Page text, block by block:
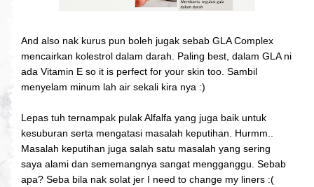
And also nak kurus pun boleh jugak sebab GLA Complex
mencairkan kolestrol dalam darah. Paling best, dalam GLA ni
ada Vitamin E so it is perfect for your skin too. Sambil
menyelam minum lah air sekali kira nya :)
Lepas tuh ternampak pulak Alfalfa yang juga baik untuk
kesuburan serta mengatasi masalah keputihan. Hurmm..
Masalah keputihan juga salah satu masalah yang sering
saya alami dan sememangnya sangat mengganggu. Sebab
apa? Seba bila nak solat jer I need to change my liners :(